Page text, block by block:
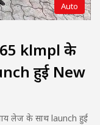
Auto
klmpl के
हुई New
लेज के साथ launch हुई